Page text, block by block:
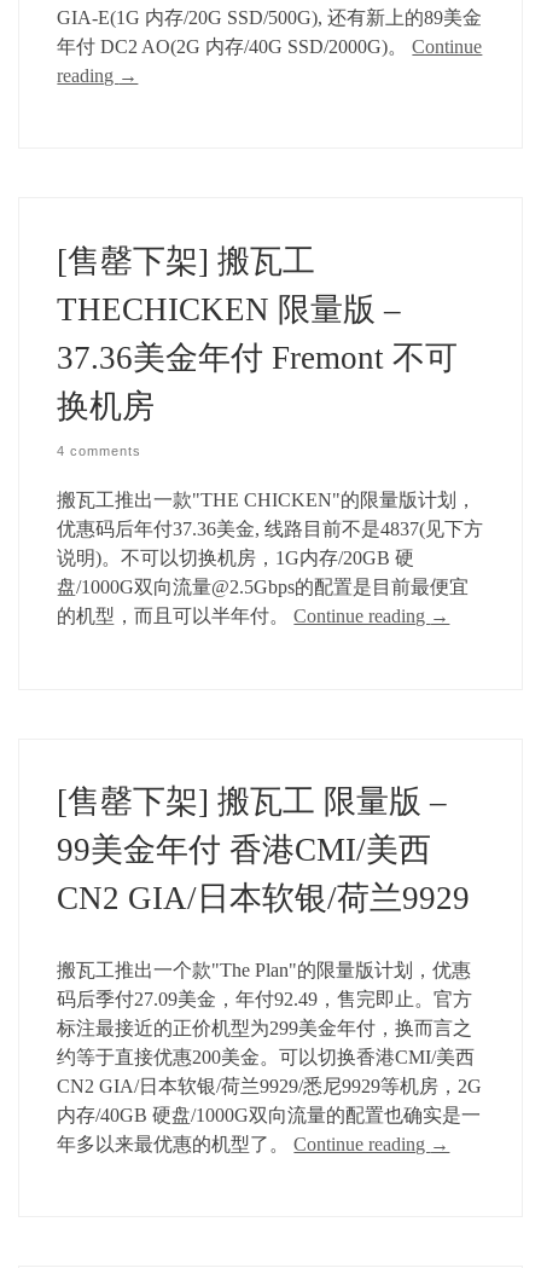
GIA-E(1G 内存/20G SSD/500G), 还有新上的89美金
年付 DC2 AO(2G 内存/40G SSD/2000G)。Continue
reading →
[售罄下架] 搬瓦工
THECHICKEN 限量版 –
37.36美金年付 Fremont 不可
换机房
4 comments
搬瓦工推出一款"THE CHICKEN"的限量版计划，
优惠码后年付37.36美金, 线路目前不是4837(见下方
说明)。不可以切换机房，1G内存/20GB 硬
盘/1000G双向流量@2.5Gbps的配置是目前最便宜
的机型，而且可以半年付。Continue reading →
[售罄下架] 搬瓦工 限量版 –
99美金年付 香港CMI/美西
CN2 GIA/日本软银/荷兰9929
搬瓦工推出一个款"The Plan"的限量版计划，优惠
码后季付27.09美金，年付92.49，售完即止。官方
标注最接近的正价机型为299美金年付，换而言之
约等于直接优惠200美金。可以切换香港CMI/美西
CN2 GIA/日本软银/荷兰9929/悉尼9929等机房，2G
内存/40GB 硬盘/1000G双向流量的配置也确实是一
年多以来最优惠的机型了。Continue reading →